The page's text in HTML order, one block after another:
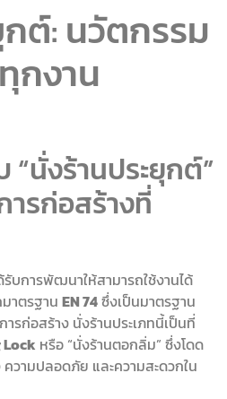
ต์: นวัตกรรม
กงาน
“นั่งร้านประยุกต์”
รก่อสร้างที่
บการพัฒนาให้สามารถใช้งานได้
าตรฐาน EN 74ซึ่งเป็นมาตรฐาน
รก่อสร้าง นั่งร้านประเภทนี้เป็นที่
หรือ “นั่งร้านตอกลิ่ม” ซึ่งโดด
ความปลอดภัย และความสะดวกใน